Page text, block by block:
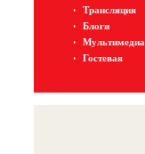
Трансляция
Блоги
Мультимедиа
Гостевая